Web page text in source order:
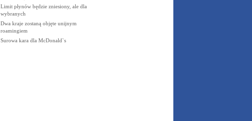
Limit płynów będzie zniesiony, ale dla
wybranych
Dwa kraje zostaną objęte unijnym
roamingiem
Surowa kara dla McDonald`s